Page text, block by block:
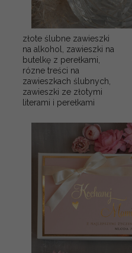
złote ślubne zawieszki
na alkohol, zawieszki na
butelkę z perełkami,
rózne treści na
zawieszkach ślubnych,
zawieszki ze złotymi
literami i perełkami